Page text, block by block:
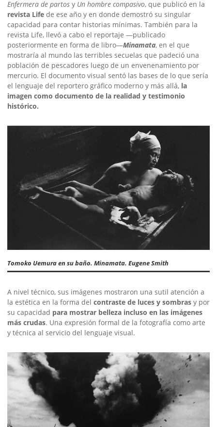
Enfermera de partos y Un hombre compasivo, que publicó en la
revista Life de ese año y en donde demostró su singular
capacidad para contar historias mínimas. También para la
revista Life, llevó a cabo el reportaje —publicado
posteriormente en forma de libro—Minamata, en el que
mostraría al mundo las terribles secuelas que padeció una
población de pescadores luego de un envenenamiento por
mercurio. El documento visual sentó las bases de lo que sería
el lenguaje del reportero gráfico moderno y más allá, la
imagen como documento de la realidad y testimonio
histórico.
Tomoko Uemura en su baño. Minamata. Eugene Smith
A nivel técnico, sus imágenes mostraron una sutil atención a
la estética en la forma del contraste de luces y sombras y por
su capacidad para mostrar belleza incluso en las imágenes
más crudas. Una expresión formal de la fotografía como arte
y técnica al servicio del lenguaje visual.